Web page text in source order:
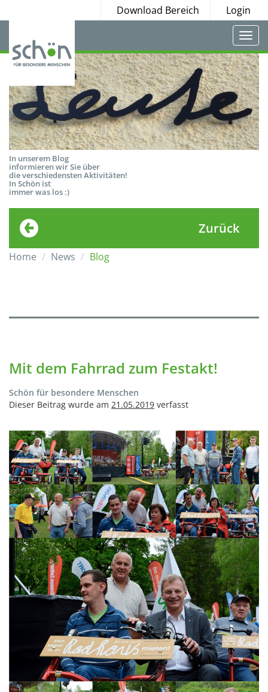
Download Bereich Login
In unserem Blog
informieren wir Sie über
die verschiedensten Aktivitäten!
In Schön ist
immer was los :)
Zurück
Home News Blog
Mit dem Fahrrad zum Festakt!
Schön für besondere Menschen
Dieser Beitrag wurde am 21.05.2019 verfasst